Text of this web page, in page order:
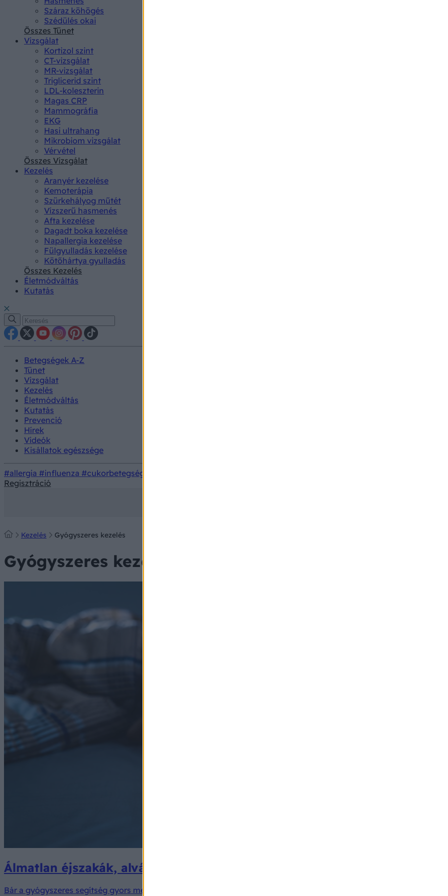
Száraz köhögés
Szédülés okai
Összes Tünet
Vizsgálat
Kortizol szint
CT-vizsgálat
MR-vizsgálat
Triglicerid szint
LDL-koleszterin
Magas CRP
Mammográfia
EKG
Hasi ultrahang
Mikrobiom vizsgálat
Vérvétel
Összes Vizsgálat
Kezelés
Aranyér kezelése
Kemoterápia
Szürkehályog műtét
Vízszerű hasmenés
Afta kezelése
Dagadt boka kezelése
Napallergia kezelése
Fülgyulladás kezelése
Kötőhártya gyulladás
Összes Kezelés
Életmódváltás
Kutatás
Betegségek A-Z
Tünet
Vizsgálat
Kezelés
Életmódváltás
Kutatás
Prevenció
Hírek
Videók
Kisállatok egészsége
#allergia #influenza #cukorbetegség
Regisztráció
Kezelés Gyógyszeres kezelés
Gyógyszeres kezelés
Álmatlan éjszakák, alvászavarok – Mikor jön el az a pont, amikor már
Bár a gyógyszeres segítség gyors megoldást ígér az álmatlanságra, nem mindegy, hogy átmeneti mankóként